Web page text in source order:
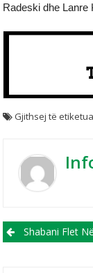
Radeski dhe Lanre
Gjithsej të
PostShabani Flet Në Prag Të Ndeshjes Me AP Brera: Të Ju